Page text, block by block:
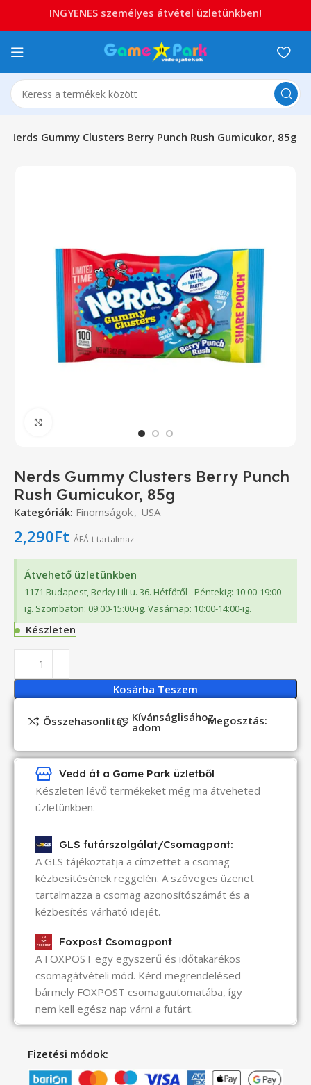
Nerds Gummy Clusters Berry Punch Rush Gumicukor, 85g
Nerds Gummy Clusters Berry Punch
Rush Gumicukor, 85g
Kategóriák: Finomságok, USA
2,290Ft ÁFÁ-t tartalmaz
Átvehető üzletünkben
1171 Budapest, Berky Lili u. 36. Hétfőtől - Péntekig: 10:00-19:00-
ig. Szombaton: 09:00-15:00-ig. Vasárnap: 10:00-14:00-ig.
Készleten
Kosárba Teszem
Összehasonlítás Kívánságlisához
adom Megosztás:
Vedd át a Game Park üzletből
Készleten lévő termékeket még ma átveheted
üzletünkben.
GLS futárszolgálat/Csomagpont:
A GLS tájékoztatja a címzettet a csomag
kézbesítésének reggelén. A szöveges üzenet
tartalmazza a csomag azonosítószámát és a
kézbesítés várható idejét.
Foxpost Csomagpont
A FOXPOST egy egyszerű és időtakarékos
csomagátvételi mód. Kérd megrendelésed
bármely FOXPOST csomagautomatába, így
nem kell egész nap várni a futárt.
Fizetési módok:
INGYENES személyes átvétel üzletünkben!